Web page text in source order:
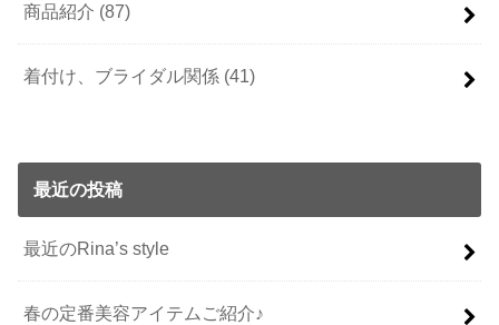
商品紹介 (87)
着付け、ブライダル関係 (41)
最近の投稿
最近のRina’s style
春の定番美容アイテムご紹介♪